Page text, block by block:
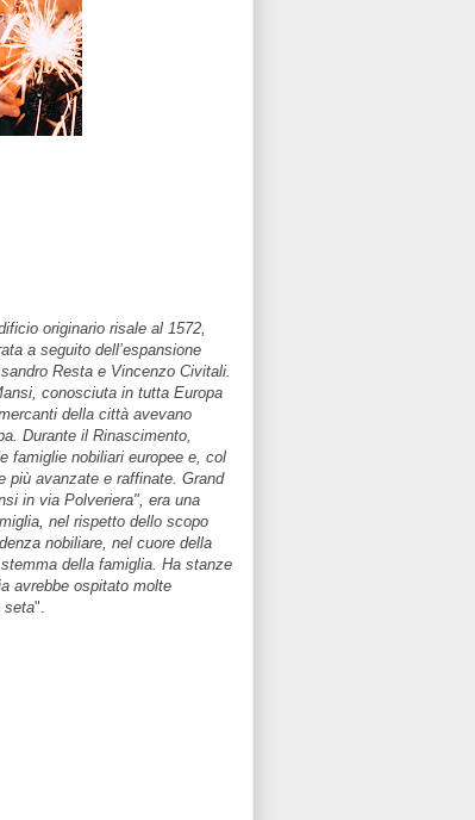
originario risale al 1572,
a seguito dell’espansione
Resta e Vincenzo Civitali.
conosciuta in tutta Europa
della città avevano
Durante il Rinascimento,
famiglie nobiliari europee e, col
più avanzate e raffinate. Grand
in via Polveriera", era una
nel rispetto dello scopo
nobiliare, nel cuore della
della famiglia. Ha stanze
avrebbe ospitato molte
seta".